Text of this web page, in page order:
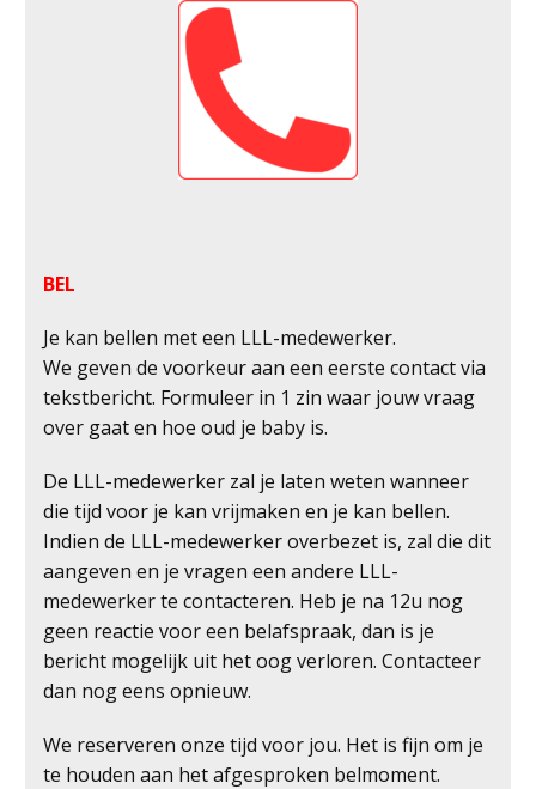
BEL
Je kan bellen met een LLL-medewerker.
We geven de voorkeur aan een eerste contact via
tekstbericht. Formuleer in 1 zin waar jouw vraag
over gaat en hoe oud je baby is.
De LLL-medewerker zal je laten weten wanneer
die tijd voor je kan vrijmaken en je kan bellen.
Indien de LLL-medewerker overbezet is, zal die dit
aangeven en je vragen een andere LLL-
medewerker te contacteren. Heb je na 12u nog
geen reactie voor een belafspraak, dan is je
bericht mogelijk uit het oog verloren. Contacteer
dan nog eens opnieuw.
We reserveren onze tijd voor jou. Het is fijn om je
te houden aan het afgesproken belmoment.